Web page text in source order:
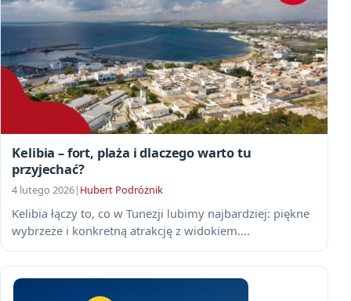
Kelibia – fort, plaża i dlaczego warto tu
przyjechać?
4 lutego 2026| Hubert Podróżnik
Kelibia łączy to, co w Tunezji lubimy najbardziej: piękne
wybrzeże i konkretną atrakcję z widokiem....